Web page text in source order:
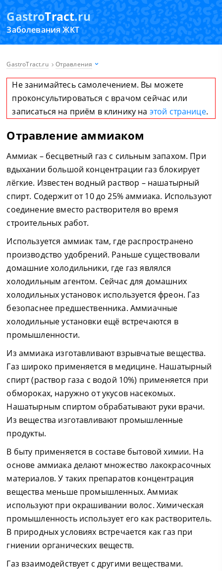
GastroTract.ru
Заболевания ЖКТ
GastroTract.ru Отравления
Не занимайтесь самолечением. Вы можете
проконсультироваться с врачом сейчас или
записаться на приём в клинику на этой странице.
Отравление аммиаком
Аммиак – бесцветный газ с сильным запахом. При
вдыхании большой концентрации газ блокирует
лёгкие. Известен водный раствор – нашатырный
спирт. Содержит от 10 до 25% аммиака. Используют
соединение вместо растворителя во время
строительных работ.
Используется аммиак там, где распространено
производство удобрений. Раньше существовали
домашние холодильники, где газ являлся
холодильным агентом. Сейчас для домашних
холодильных установок используется фреон. Газ
безопаснее предшественника. Аммиачные
холодильные установки ещё встречаются в
промышленности.
Из аммиака изготавливают взрывчатые вещества.
Газ широко применяется в медицине. Нашатырный
спирт (раствор газа с водой 10%) применяется при
обмороках, наружно от укусов насекомых.
Нашатырным спиртом обрабатывают руки врачи.
Из вещества изготавливают промышленные
продукты.
В быту применяется в составе бытовой химии. На
основе аммиака делают множество лакокрасочных
материалов. У таких препаратов концентрация
вещества меньше промышленных. Аммиак
используют при окрашивании волос. Химическая
промышленность использует его как растворитель.
В природных условиях встречается как газ при
гниении органических веществ.
Газ взаимодействует с другими веществами.